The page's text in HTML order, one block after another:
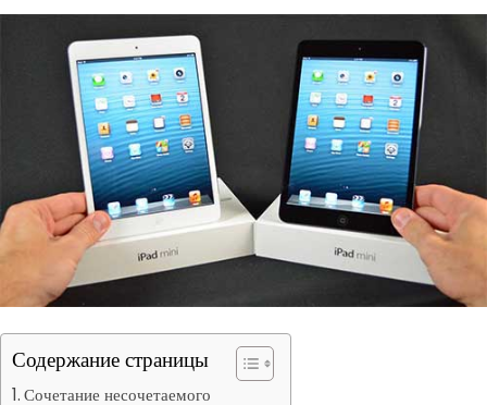
Содержание страницы
Сочетание несочетаемого